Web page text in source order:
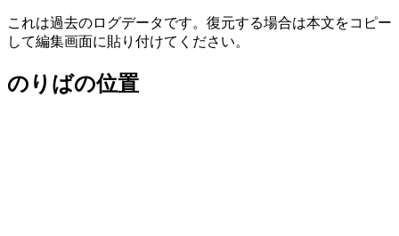
これは過去のログデータです。復元する場合は本文をコピー
して編集画面に貼り付けてください。
のりばの位置